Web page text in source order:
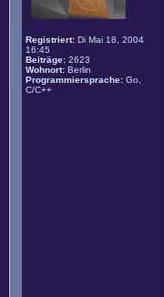
Registriert: Di Mai 18, 2004
16:45
Beiträge: 2623
Wohnort: Berlin
Programmiersprache: Go,
C/C++